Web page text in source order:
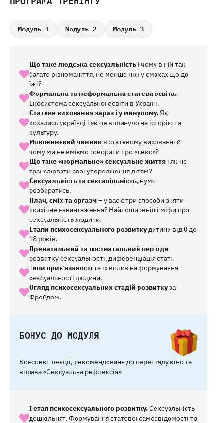
Модуль 1 Модуль 2 Модуль 3
Що таке людська сексуальність і чому в ній так
багато різноманіття, не менше ніж у смаках що до
їжі?
Формальна та неформальна статева освіта.
Екосистема сексуальної освіти в Україні.
Статеве виховання зараз і у минулому.Як
кохались українці і як це вплинуло на історію та
культуру.
Мовленнєвий чинник в статевому вихованні й
чому ми не вміємо говорити про «секс»?
Що таке «нормальне» сексуальне життя і як не
транслювати свої упередження дітям?
Сексуальність та сексапільність, нумо
розбиратись.
Плач, сміх та оргазм– у вас є три способи зняти
психічне навантаження? Найпоширеніші міфи про
сексуальність людини.
Етапи психосексуального розвиткудитини від 0 до
18 років.
Пренатальний та постнатальний періоди
розвитку сексуальності, диференціація статі.
Типи прив’язаності та їх вплив на формування
сексуальності людини.
Огляд психосексуальних стадій розвиткуза
Фройдом.
БОНУС ДО МОДУЛЯ
Конспект лекції, рекомендоване до перегляду кіно та
вправа «Сексуальна рефлексія»
І етап психосексуального розвитку.Сексуальність
дошкільнят. Формування статевої самосвідомості та